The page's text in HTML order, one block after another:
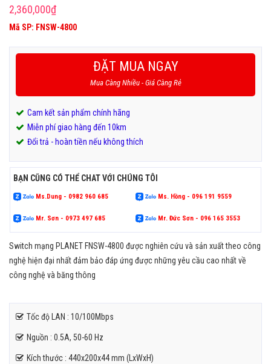
2,360,000₫
Mã SP: FNSW-4800
ĐẶT MUA NGAY
Mua Càng Nhiều - Giá Càng Rẻ
Cam kết sản phẩm chính hãng
Miễn phí giao hàng đến 10km
Đổi trả - hoàn tiền nếu không thích
BẠN CŨNG CÓ THỂ CHAT VỚI CHÚNG TÔI
Ms.Dung - 0982 960 685 Ms. Hồng - 096 191 9559
Mr. Sơn - 0973 497 685 Mr. Đức Sơn - 096 165 3553
Switch mạng PLANET FNSW-4800 được nghiên cứu và sản xuất theo công
nghệ hiện đại nhất đảm bảo đáp ứng được những yêu cầu cao nhất về
công nghệ và băng thông
Tốc độ LAN : 10/100Mbps
Nguồn : 0.5A, 50-60 Hz
Kích thước : 440x200x44 mm (LxWxH)